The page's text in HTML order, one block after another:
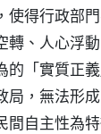
使得行政部
轉、人心浮
的「實質正
局，無法形
間自主性為